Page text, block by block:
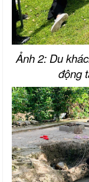
Ảnh 2: Du
động